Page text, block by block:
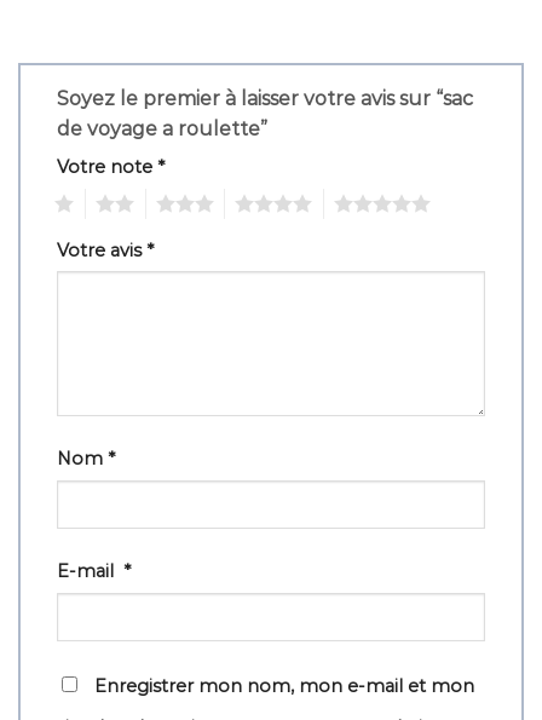
Soyez le premier à laisser votre avis sur “sac
de voyage a roulette”
Votre note *
Votre avis*
Nom *
E-mail *
Enregistrer mon nom, mon e-mail et mon